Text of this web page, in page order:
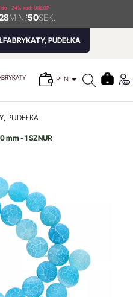
do - 24% kod: URLOP
MIN. :49SEK.
PUDEŁKA
PLN
PUDEŁKA
mm - 1 SZNUR